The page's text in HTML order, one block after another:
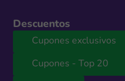
Descuentos
Cupones exclusivos
Cupones - Top 20